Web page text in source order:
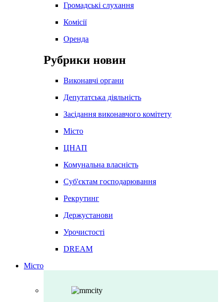
Громадські слухання
Комісії
Оренда
Рубрики новин
Виконавчі органи
Депутатська діяльність
Засідання виконавчого комітету
Місто
ЦНАП
Комунальна власність
Суб'єктам господарювання
Рекрутинг
Держустанови
Урочистості
DREAM
Місто